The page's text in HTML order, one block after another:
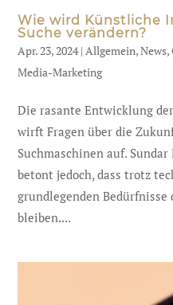
Wie wird Künstliche
Suche verändern?
Apr. 23, 2024|Allgemein,News,
Media-Marketing
Die rasante Entwicklung
wirft Fragen über die
Suchmaschinen auf. Sundar
betont jedoch, dass trotz
grundlegenden
bleiben....